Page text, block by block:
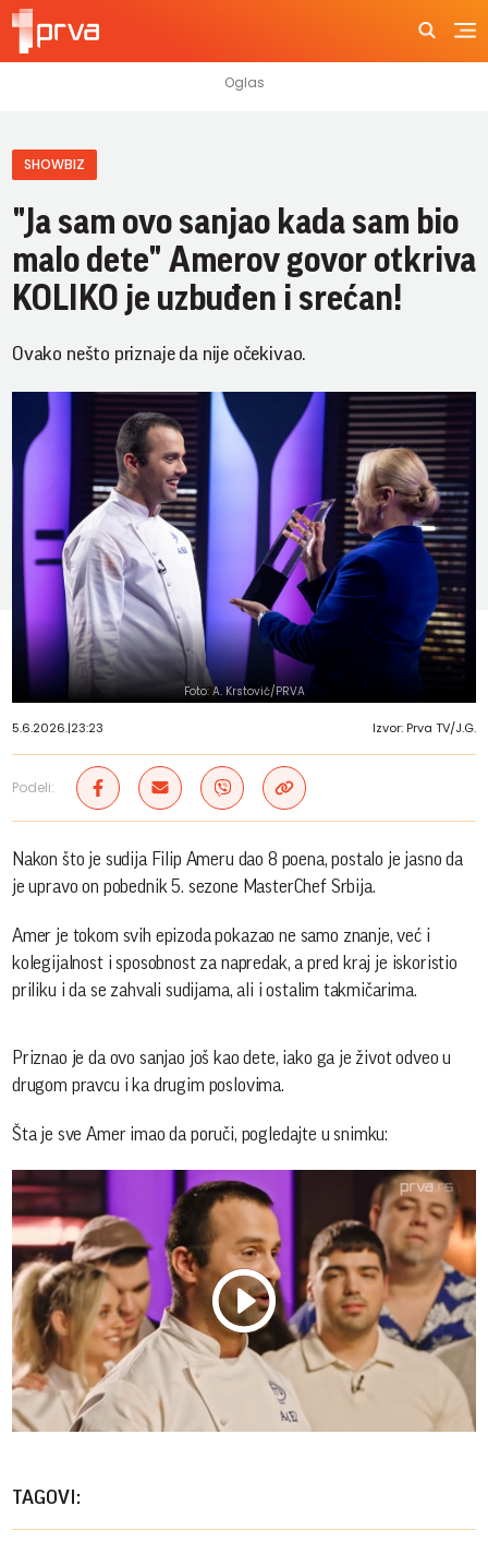
SHOWBIZ
"Ja sam ovo sanjao kada sam bio
malo dete" Amerov govor otkriva
KOLIKO je uzbuđen i srećan!
Ovako nešto priznaje da nije očekivao.
Foto: A. Krstović/PRVA
5.6.2026.|23:23 Izvor: Prva TV/J.G.
Podeli:
Nakon što je sudija Filip Ameru dao 8 poena, postalo je jasno da
je upravo on pobednik 5. sezone MasterChef Srbija.
Amer je tokom svih epizoda pokazao ne samo znanje, već i
kolegijalnost i sposobnost za napredak, a pred kraj je iskoristio
priliku i da se zahvali sudijama, ali i ostalim takmičarima.
Priznao je da ovo sanjao još kao dete, iako ga je život odveo u
drugom pravcu i ka drugim poslovima.
Šta je sve Amer imao da poruči, pogledajte u snimku:
Play
TAGOVI: